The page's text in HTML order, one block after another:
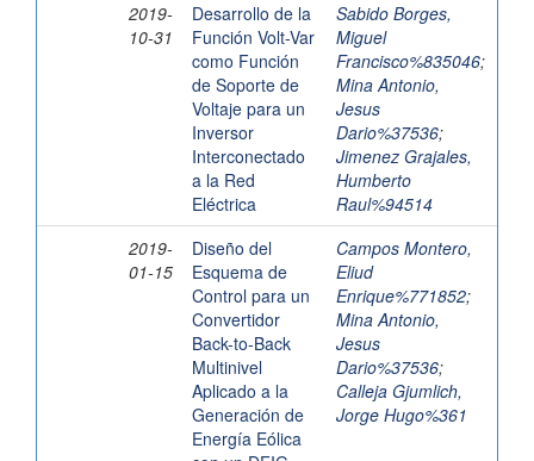
2019-
10-31
Desarrollo de la
Función Volt-Var
como Función
de Soporte de
Voltaje para un
Inversor
Interconectado
a la Red
Eléctrica
Sabido Borges,
Miguel
Francisco%835046;
Mina Antonio,
Jesus
Dario%37536;
Jimenez Grajales,
Humberto
Raul%94514
2019-
01-15
Diseño del
Esquema de
Control para un
Convertidor
Back-to-Back
Multinivel
Aplicado a la
Generación de
Energía Eólica
Campos Montero,
Eliud
Enrique%771852;
Mina Antonio,
Jesus
Dario%37536;
Calleja Gjumlich,
Jorge Hugo%361